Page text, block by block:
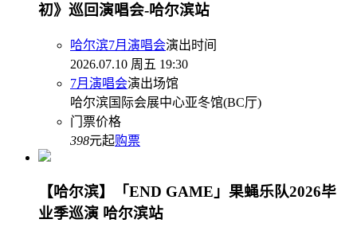
初》巡回演唱会-哈尔滨站
哈尔滨7月演唱会演出时间
2026.07.10 周五 19:30
7月演唱会演出场馆
哈尔滨国际会展中心亚冬馆(BC厅)
门票价格
398元起购票
【哈尔滨】「END GAME」果蝇乐队2026毕
业季巡演 哈尔滨站